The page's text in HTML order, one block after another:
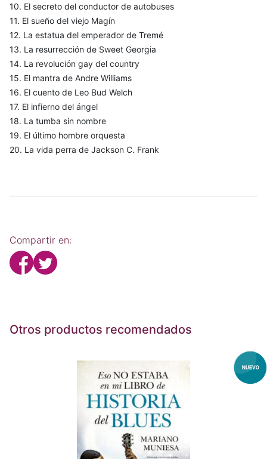
10. El secreto del conductor de autobuses
11. El sueño del viejo Magín
12. La estatua del emperador de Tremé
13. La resurrección de Sweet Georgia
14. La revolución gay del country
15. El mantra de Andre Williams
16. El cuento de Leo Bud Welch
17. El infierno del ángel
18. La tumba sin nombre
19. El último hombre orquesta
20. La vida perra de Jackson C. Frank
Compartir en:
Otros productos recomendados